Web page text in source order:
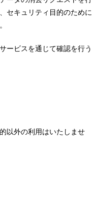
セキュリティ目的のために
ービスを通じて確認を行う
以外の利用はいたしませ